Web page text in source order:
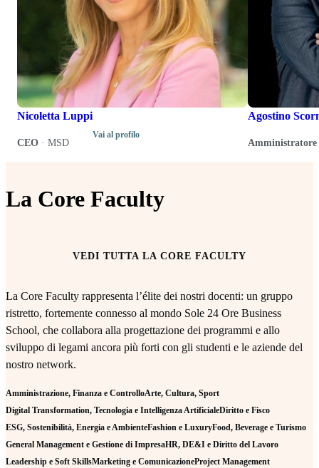
Nicoletta Luppi
CEO · MSD
Vai al profilo
Agostino
Amministratore
La Core Faculty
VEDI TUTTA LA CORE FACULTY
La Core Faculty rappresenta l’élite dei nostri docenti: un gruppo
ristretto, fortemente connesso al mondo Sole 24 Ore Business
School, che collabora alla progettazione dei programmi e allo
sviluppo di legami ancora più forti con gli studenti e le aziende del
nostro network.
Amministrazione, Finanza e ControlloArte, Cultura, Sport
Digital Transformation, Tecnologia e Intelligenza ArtificialeDiritto e Fisco
ESG, Sostenibilità, Energia e AmbienteFashion e LuxuryFood, Beverage e Turismo
General Management e Gestione di ImpresaHR, DE&I e Diritto del Lavoro
Leadership e Soft SkillsMarketing e ComunicazioneProject Management